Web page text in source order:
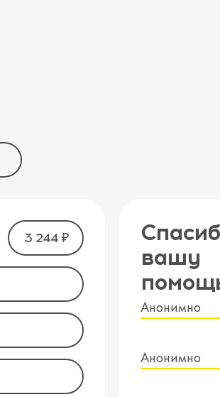
3 244 ₽
вашу
Анонимно
Анонимно